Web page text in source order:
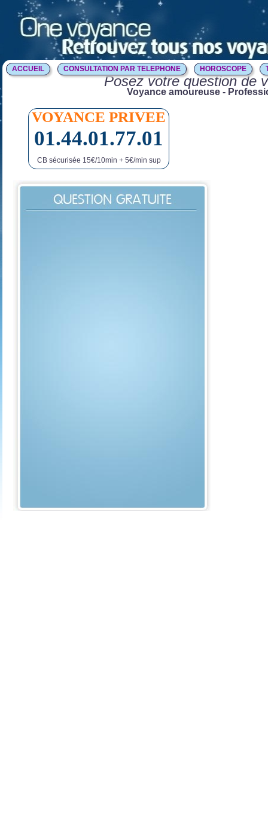
ACCUEIL CONSULTATION PAR TELEPHONE HOROSCOPE
Posez votre question de
Voyance amoureuse -
VOYANCE PRIVEE
01.44.01.77.01
CB sécurisée 15€/10min + 5€/min sup